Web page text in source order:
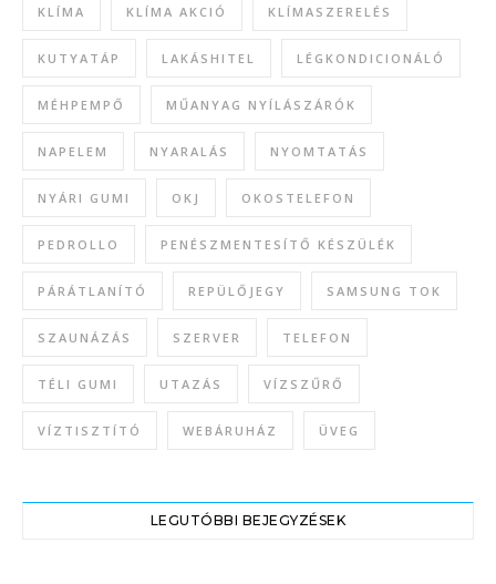
KLÍMA KLÍMA AKCIÓ KLÍMASZERELÉS
KUTYATÁP LAKÁSHITEL LÉGKONDICIONÁLÓ
MÉHPEMPŐ MŰANYAG NYÍLÁSZÁRÓK
NAPELEM NYARALÁS NYOMTATÁS
NYÁRI GUMI OKJ OKOSTELEFON
PEDROLLO PENÉSZMENTESÍTŐ KÉSZÜLÉK
PÁRÁTLANÍTÓ REPÜLŐJEGY SAMSUNG TOK
SZAUNÁZÁS SZERVER TELEFON
TÉLI GUMI UTAZÁS VÍZSZŰRŐ
VÍZTISZTÍTÓ WEBÁRUHÁZ ÜVEG
LEGUTÓBBI BEJEGYZÉSEK